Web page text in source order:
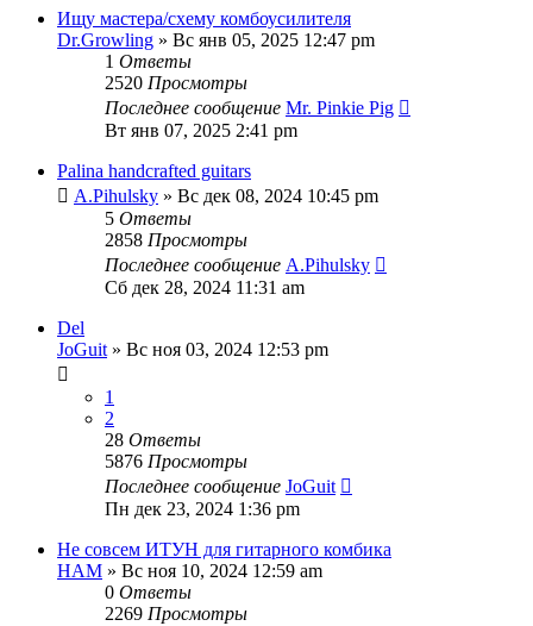
Ищу мастера/схему комбоусилителя
Dr.Growling » Вс янв 05, 2025 12:47 pm
1 Ответы
2520 Просмотры
Последнее сообщение Mr. Pinkie Pig
Вт янв 07, 2025 2:41 pm
Palina handcrafted guitars
A.Pihulsky » Вс дек 08, 2024 10:45 pm
5 Ответы
2858 Просмотры
Последнее сообщение A.Pihulsky
Сб дек 28, 2024 11:31 am
Del
JoGuit » Вс ноя 03, 2024 12:53 pm
1
2
28 Ответы
5876 Просмотры
Последнее сообщение JoGuit
Пн дек 23, 2024 1:36 pm
Не совсем ИТУН для гитарного комбика
HAM » Вс ноя 10, 2024 12:59 am
0 Ответы
2269 Просмотры